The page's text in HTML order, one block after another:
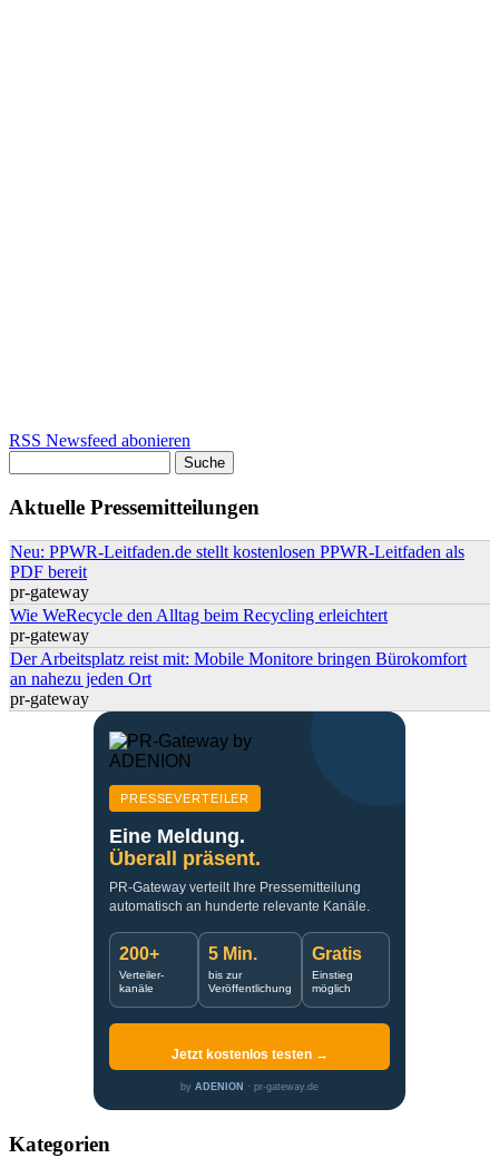
RSS Newsfeed abonieren
Aktuelle Pressemitteilungen
Neu: PPWR-Leitfaden.de stellt kostenlosen PPWR-Leitfaden als
PDF bereit
pr-gateway
Wie WeRecycle den Alltag beim Recycling erleichtert
pr-gateway
Der Arbeitsplatz reist mit: Mobile Monitore bringen Bürokomfort
an nahezu jeden Ort
pr-gateway
PRESSEVERTEILER
Eine Meldung.
Überall präsent.
PR-Gateway verteilt Ihre Pressemitteilung
automatisch an hunderte relevante Kanäle.
200+
Verteiler-
kanäle
5 Min.
bis zur
Veröffentlichung
Gratis
Einstieg
möglich
Jetzt kostenlos testen →
by ADENION · pr-gateway.de
Kategorien